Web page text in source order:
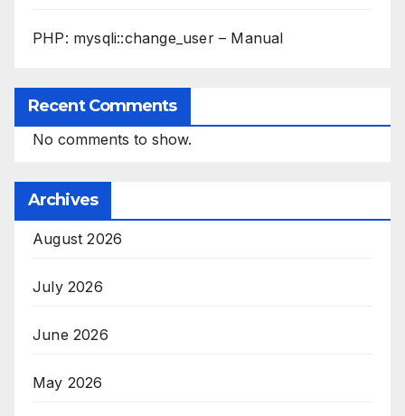
PHP: mysqli::change_user – Manual
Recent Comments
No comments to show.
Archives
August 2026
July 2026
June 2026
May 2026